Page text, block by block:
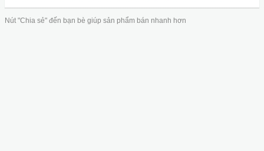
Nút "Chia sẻ" đến bạn bè giúp sản phẩm bán nhanh hơn